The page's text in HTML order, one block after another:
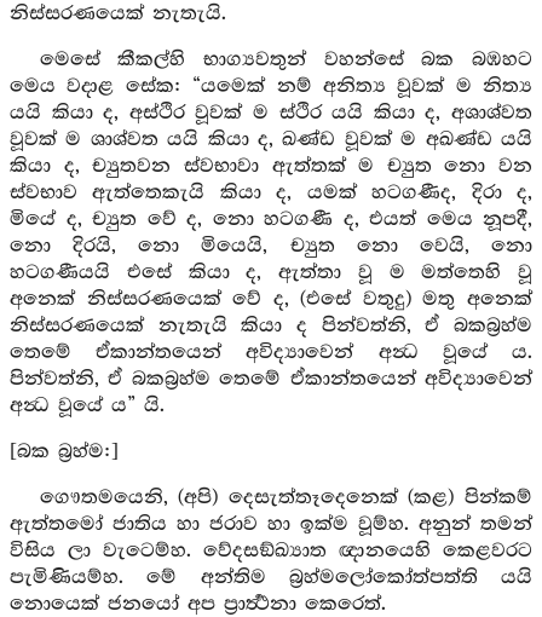
නිස්සරණයෙක් නැතැයි.
මෙසේ කීකල්හි භාග්‍යවතුන් වහන්සේ බක බඹහට
මෙය වදාළ සේක: “යමෙක් නම් අනිත්‍ය වූවක් ම නිත්‍ය
යයි කියා ද, අස්ථිර වූවක් ම ස්ථිර යයි කියා ද, අශාශ්වත
වූවක් ම ශාශ්වත යයි කියා ද, ඛණ්ඩ වූවක් ම අඛණ්ඩ යයි
කියා ද, ච්‍යුතවන ස්වභාවා ඇත්තක් ම ච්‍යුත නො වන
ස්වභාව ඇත්තෙකැයි කියා ද, යමක් හටගණීද, දිරා ද,
මියේ ද, ච්‍යුත වේ ද, නො හටගණී ද, එයත් මෙය නූපදී,
නො දිරයි, නො මියෙයි, ච්‍යුත නො වෙයි, නො
හටගණීයයි එසේ කියා ද, ඇත්තා වූ ම මත්තෙහි වූ
අනෙක් නිස්සරණයෙක් වේ ද, (එසේ වතුදු) මතු අනෙක්
නිස්සරණයෙක් නැතැයි කියා ද පින්වත්නි, ඒ බකබ්‍රහ්ම
තෙමේ ඒකාන්තයෙන් අවිද්‍යාවෙන් අන්‍ධ වූයේ ය.
පින්වත්නි, ඒ බකබ්‍රහ්ම තෙමේ ඒකාන්තයෙන් අවිද්‍යාවෙන්
අන්‍ධ වූයේ ය” යි.
[බක බ්‍රහ්ම:]
ගෞතමයෙනි, (අපි) දෙසැත්තෑදෙනෙක් (කළ) පින්කම්
ඇත්තමෝ ජාතිය හා ජරාව හා ඉක්ම වූම්හ. අනුන් තමන්
විසිය ලා වැටෙම්හ. වේදසඞ්ඛ්‍යාත ඥානයෙහි කෙළවරට
පැමිණියම්හ. මේ අන්තිම බ්‍රහ්මලෝකෝත්පත්ති යයි
නොයෙක් ජනයෝ අප ප්‍රාර්‍ත්‍ථනා කෙරෙත්.